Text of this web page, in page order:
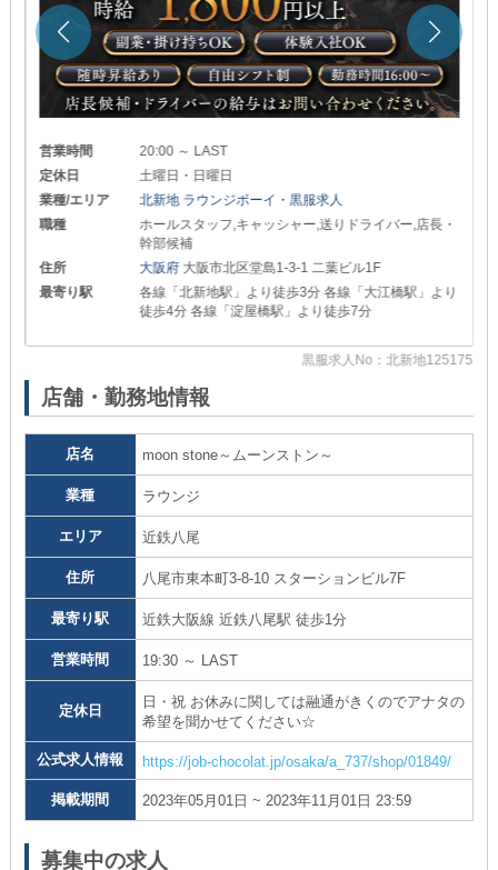
営業時間
20:00 ～ LAST
定休日
土曜日・日曜日
業種/エリア
北新地 ラウンジボーイ・黒服求人
職種
ホールスタッフ,キャッシャー,送りドライバー,店長・
幹部候補
住所
大阪府 大阪市北区堂島1-3-1 二葉ビル1F
最寄り駅
各線「北新地駅」より徒歩3分 各線「大江橋駅」より
徒歩4分 各線「淀屋橋駅」より徒歩7分
黒服求人No：北新地125175
店舗・勤務地情報
店名 moon stone～ムーンストン～
業種 ラウンジ
エリア 近鉄八尾
住所 八尾市東本町3-8-10 スターションビル7F
最寄り駅 近鉄大阪線 近鉄八尾駅 徒歩1分
営業時間 19:30 ～ LAST
定休日
日・祝 お休みに関しては融通がきくのでアナタの
希望を聞かせてください☆
公式求人情報 https://job-chocolat.jp/osaka/a_737/shop/01849/
掲載期間 2023年05月01日 ~ 2023年11月01日 23:59
募集中の求人